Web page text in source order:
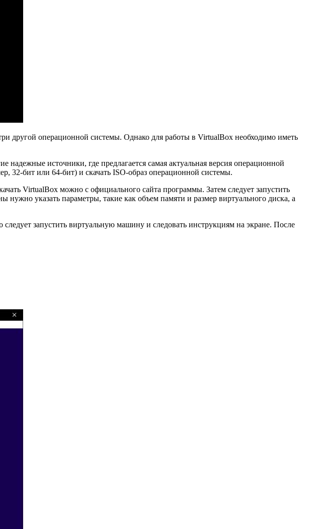
другой операционной системы. Однако для работы в VirtualBox необходимо иметь
источники, где предлагается самая актуальная версия операционной
32-бит или 64-бит) и скачать ISO-образ операционной системы.
VirtualBox можно с официального сайта программы. Затем следует запустить
указать параметры, такие как объем памяти и размер виртуального диска, а
запустить виртуальную машину и следовать инструкциям на экране. После